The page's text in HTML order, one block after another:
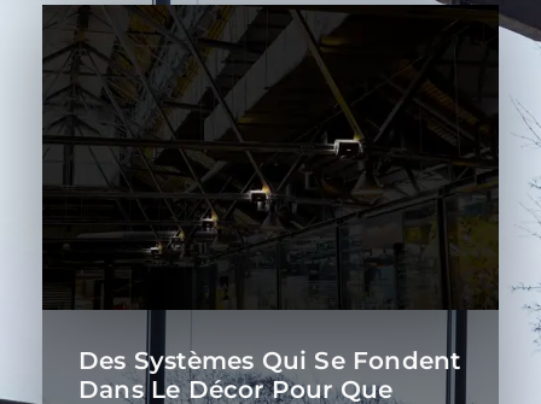
Des Systèmes Qui Se Fondent
Dans Le Décor Pour Que